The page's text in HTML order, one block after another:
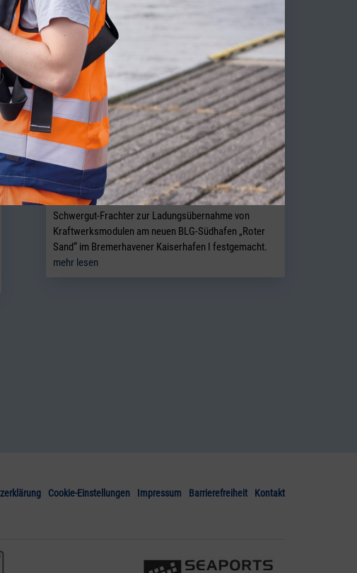
BLG startet Schwergutverladung im
Südhafen „Roter Sand“
BREMERHAVEN. Im Juli 2026 hat zum ersten Mal ein
Schwergut-Frachter zur Ladungsübernahme von
Kraftwerksmodulen am neuen BLG-Südhafen „Roter
Sand“ im Bremerhavener Kaiserhafen I festgemacht.
mehr lesen
Kontakt
Barrierefreiheit
Impressum
Cookie-Einstellungen